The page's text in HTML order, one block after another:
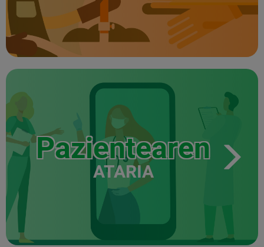
Pazientearen
ATARIA